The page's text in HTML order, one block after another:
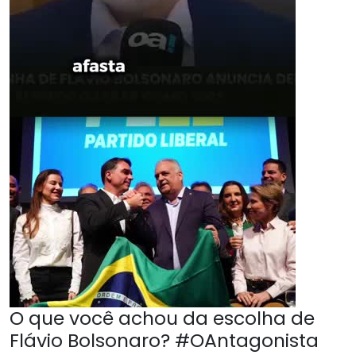
O que você achou da escolha de
Flávio Bolsonaro? #OAntagonista